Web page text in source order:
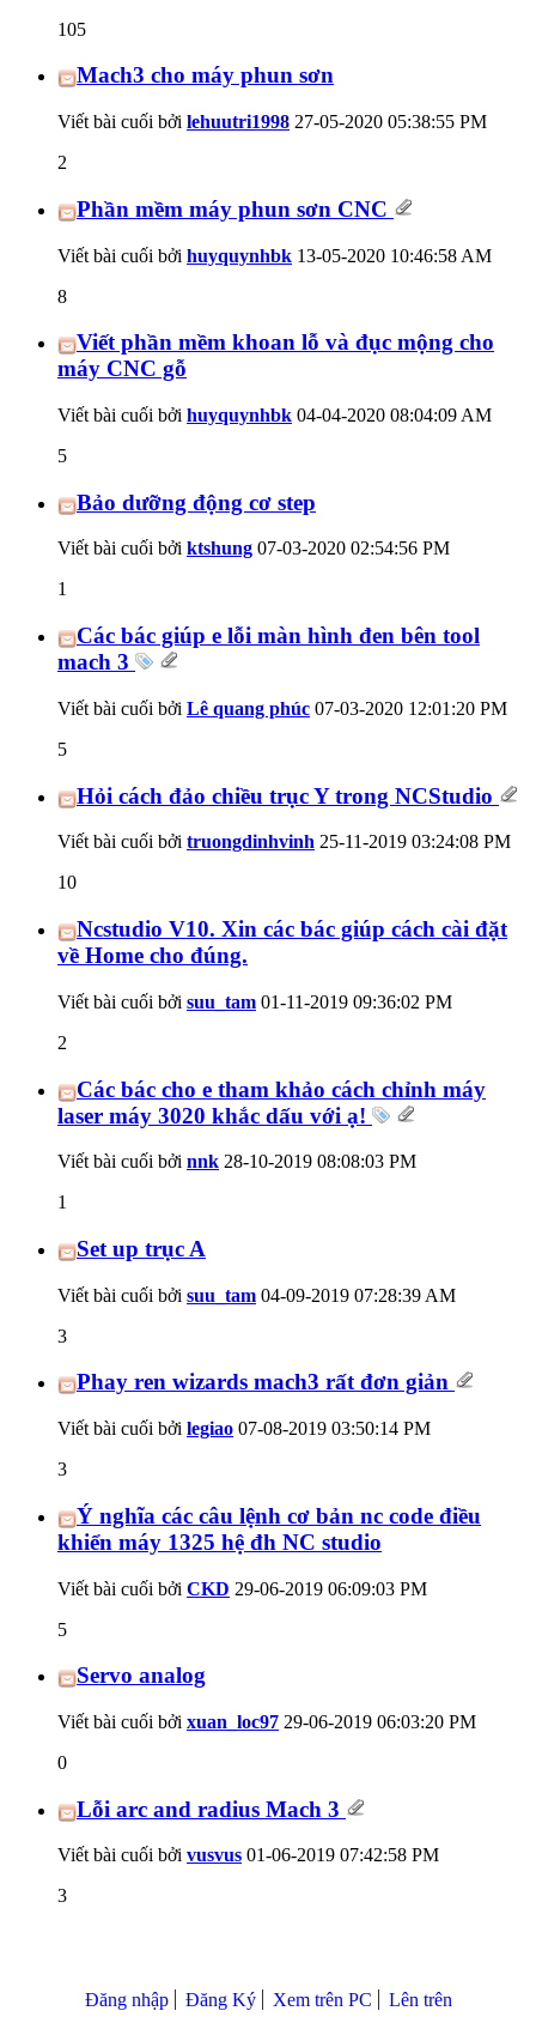
105
Mach3 cho máy phun sơn
Viết bài cuối bởi lehuutri1998 27-05-2020 05:38:55 PM
2
Phần mềm máy phun sơn CNC
Viết bài cuối bởi huyquynhbk 13-05-2020 10:46:58 AM
8
Viết phần mềm khoan lỗ và đục mộng cho
máy CNC gỗ
Viết bài cuối bởi huyquynhbk 04-04-2020 08:04:09 AM
5
Bảo dưỡng động cơ step
Viết bài cuối bởi ktshung 07-03-2020 02:54:56 PM
1
Các bác giúp e lỗi màn hình đen bên tool
mach 3
Viết bài cuối bởi Lê quang phúc 07-03-2020 12:01:20 PM
5
Hỏi cách đảo chiều trục Y trong NCStudio
Viết bài cuối bởi truongdinhvinh 25-11-2019 03:24:08 PM
10
Ncstudio V10. Xin các bác giúp cách cài đặt
về Home cho đúng.
Viết bài cuối bởi suu_tam 01-11-2019 09:36:02 PM
2
Các bác cho e tham khảo cách chỉnh máy
laser máy 3020 khắc dấu với ạ!
Viết bài cuối bởi nnk 28-10-2019 08:08:03 PM
1
Set up trục A
Viết bài cuối bởi suu_tam 04-09-2019 07:28:39 AM
3
Phay ren wizards mach3 rất đơn giản
Viết bài cuối bởi legiao 07-08-2019 03:50:14 PM
3
Ý nghĩa các câu lệnh cơ bản nc code điều
khiển máy 1325 hệ đh NC studio
Viết bài cuối bởi CKD 29-06-2019 06:09:03 PM
5
Servo analog
Viết bài cuối bởi xuan_loc97 29-06-2019 06:03:20 PM
0
Lỗi arc and radius Mach 3
Viết bài cuối bởi vusvus 01-06-2019 07:42:58 PM
3
Đăng nhập Đăng Ký Xem trên PC Lên trên